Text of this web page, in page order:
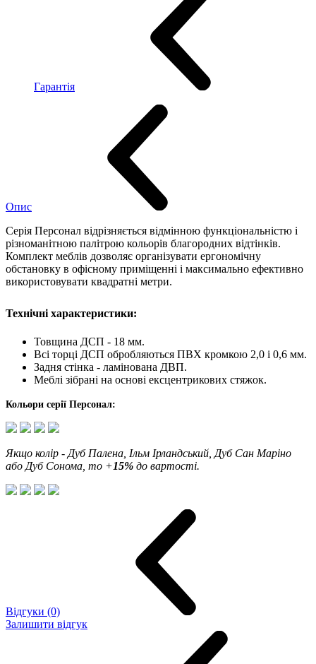
Гарантія
Опис
Серія Персонал відрізняється відмінною функціональністю і
різноманітною палітрою кольорів благородних відтінків.
Комплект меблів дозволяє організувати ергономічну
обстановку в офісному приміщенні і максимально ефективно
використовувати квадратні метри.
Технічні характеристики:
Товщина ДСП - 18 мм.
Всі торці ДСП обробляються ПВХ кромкою 2,0 і 0,6 мм.
Задня стінка - ламінована ДВП.
Меблі зібрані на основі ексцентрикових стяжок.
Кольори серії Персонал:
Якщо колір - Дуб Палена, Ільм Ірландський, Дуб Сан Маріно
або Дуб Сонома то +15% до вартості.
Відгуки (0)
Залишити відгук